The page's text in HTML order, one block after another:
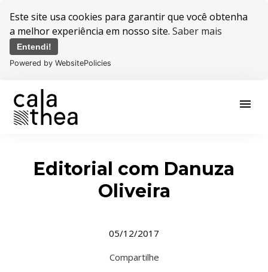
Este site usa cookies para garantir que você obtenha
a melhor experiência em nosso site. Saber mais
Entendi!
Powered by WebsitePolicies
menu
Editorial com Danuza
Oliveira
05/12/2017
Compartilhe